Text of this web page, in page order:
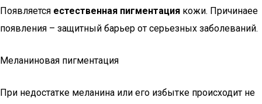
Появляется естественная пигментация кожи. Причинаее
появления – защитный барьер от серьезных заболеваний.
Меланиновая пигментация
При недостатке меланина или его избытке происходит не